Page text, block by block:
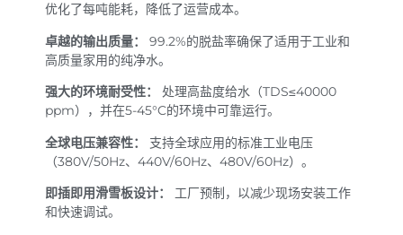
优化了每吨能耗，降低了运营成本。
卓越的输出质量：
99.2%的脱盐率确保了适用于工业和
高质量家用的纯净水。
强大的环境耐受性：
处理高盐度给水（TDS≤40000
ppm），并在5-45°C的环境中可靠运行。
全球电压兼容性：
支持全球应用的标准工业电压
（380V/50Hz、440V/60Hz、480V/60Hz）。
即插即用滑雪板设计：
工厂预制，以减少现场安装工作
和快速调试。